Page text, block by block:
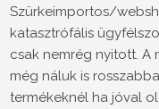
Szürkeimportos/
katasztrófális
csak nemrég nyitott. A
még náluk is
termékeknél ha jóval